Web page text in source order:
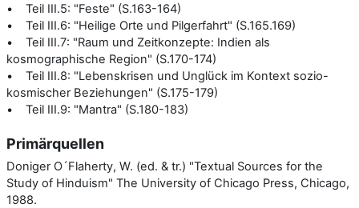
• Teil III.5: "Feste" (S.163-164)
• Teil III.6: "Heilige Orte und Pilgerfahrt" (S.165.169)
• Teil III.7: "Raum und Zeitkonzepte: Indien als
kosmographische Region" (S.170-174)
• Teil III.8: "Lebenskrisen und Unglück im Kontext sozio-
kosmischer Beziehungen" (S.175-179)
• Teil III.9: "Mantra" (S.180-183)
Primärquellen
Doniger O´Flaherty, W. (ed. & tr.) "Textual Sources for the
Study of Hinduism" The University of Chicago Press, Chicago,
1988.